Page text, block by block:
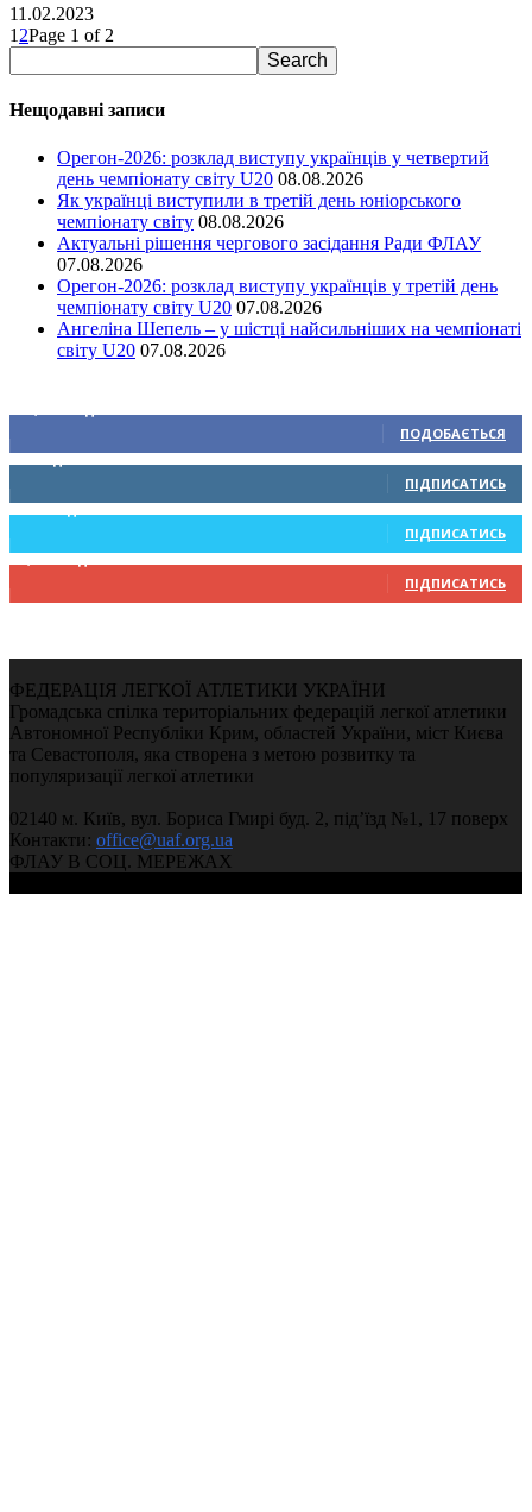
11.02.2023
1 2Page 1 of 2
Нещодавні записи
Орегон-2026: розклад виступу українців у четвертий
день чемпіонату світу U20 08.08.2026
Як українці виступили в третій день юніорського
чемпіонату світу 08.08.2026
Актуальні рішення чергового засідання Ради ФЛАУ
07.08.2026
Орегон-2026: розклад виступу українців у третій день
чемпіонату світу U20 07.08.2026
Ангеліна Шепель – у шістці найсильніших на чемпіонаті
світу U20 07.08.2026
ПОДОБАЄТЬСЯ
ПІДПИСАТИСЬ
ПІДПИСАТИСЬ
ПІДПИСАТИСЬ
ФЕДЕРАЦІЯ ЛЕГКОЇ АТЛЕТИКИ УКРАЇНИ
Громадська спілка територіальних федерацій легкої атлетики
Автономної Республіки Крим, областей України, міст Києва
та Севастополя, яка створена з метою розвитку та
популяризації легкої атлетики
02140 м. Київ, вул. Бориса Гмирі буд. 2, під’їзд №1, 17 поверх
Контакти: office@uaf.org.ua
ФЛАУ В СОЦ. МЕРЕЖАХ